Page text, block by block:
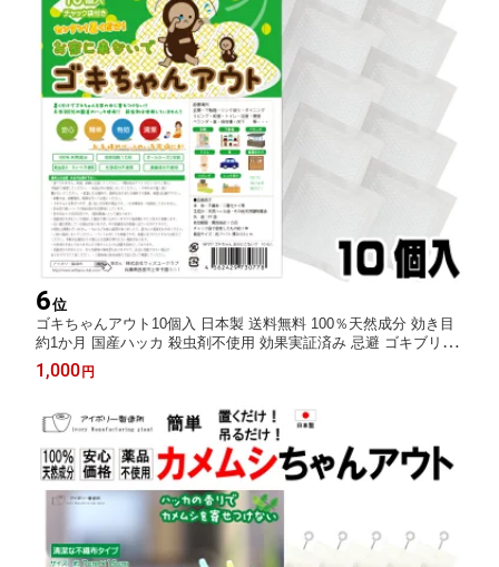
6位
ゴキちゃんアウト10個入 日本製 送料無料 100％天然成分 効き目
約1か月 国産ハッカ 殺虫剤不使用 効果実証済み 忌避 ゴキブリ対
策 ゴキブリ忌避剤 ゴキブリ退治 10個 赤ちゃん ペット ゴキブリ
ごきぶり 1000円ポッキリ
1,000 円